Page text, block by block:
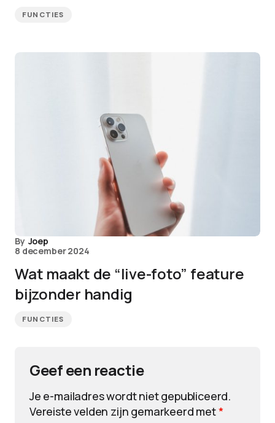
FUNCTIES
By Joep
8 december 2024
Wat maakt de “live-foto” feature
bijzonder handig
FUNCTIES
Geef een reactie
Je e-mailadres wordt niet gepubliceerd.
Vereiste velden zijn gemarkeerd met*